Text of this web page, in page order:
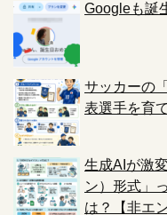
Googleも誕
サッカーの
表選手を育
生成AIが激
ン）形式」
は？【非エ